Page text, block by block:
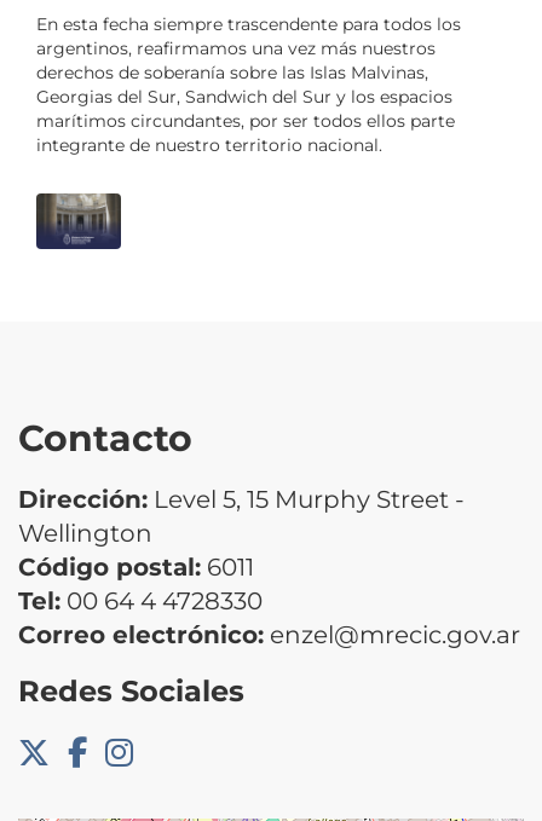
En esta fecha siempre trascendente para todos los
argentinos, reafirmamos una vez más nuestros
derechos de soberanía sobre las Islas Malvinas,
Georgias del Sur, Sandwich del Sur y los espacios
marítimos circundantes, por ser todos ellos parte
integrante de nuestro territorio nacional.
Contacto
Dirección: Level 5, 15 Murphy Street -
Wellington
Código postal: 6011
Tel: 00 64 4 4728330
Correo electrónico: enzel@mrecic.gov.ar
Redes Sociales